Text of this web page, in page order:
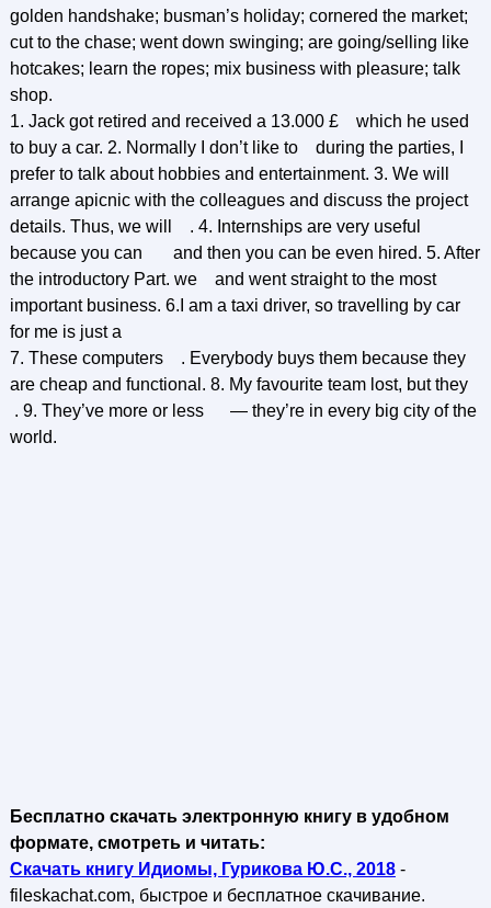
golden handshake; busman’s holiday; cornered the market;
cut to the chase; went down swinging; are going/selling like
hotcakes; learn the ropes; mix business with pleasure; talk
shop.
1. Jack got retired and received a 13.000 £ which he used
to buy a car. 2. Normally I don’t like to during the parties, I
prefer to talk about hobbies and entertainment. 3. We will
arrange apicnic with the colleagues and discuss the project
details. Thus, we will . 4. Internships are very useful
because you can and then you can be even hired. 5. After
the introductory Part. we and went straight to the most
important business. 6.I am a taxi driver, so travelling by car
for me is just a
7. These computers . Everybody buys them because they
are cheap and functional. 8. My favourite team lost, but they
. 9. They’ve more or less — they’re in every big city of the
world.
Бесплатно скачать электронную книгу в удобном
формате, смотреть и читать:
Скачать книгу Идиомы, Гурикова Ю.С., 2018-
fileskachat.com, быстрое и бесплатное скачивание.